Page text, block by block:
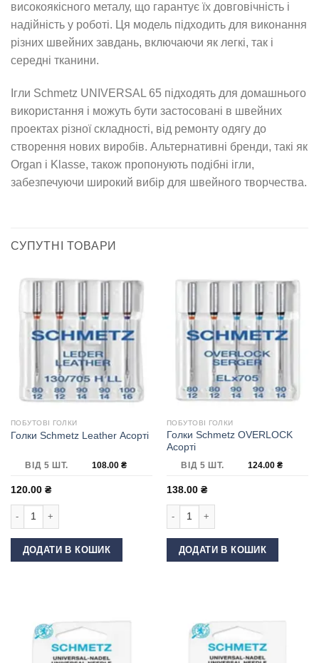
високоякісного металу, що гарантує їх довговічність і
надійність у роботі. Ця модель підходить для виконання
різних швейних завдань, включаючи як легкі, так і
середні тканини.
Ігли Schmetz UNIVERSAL 65 підходять для домашнього
використання і можуть бути застосовані в швейних
проектах різної складності, від ремонту одягу до
створення нових виробів. Альтернативні бренди, такі як
Organ і Klasse, також пропонують подібні ігли,
забезпечуючи широкий вибір для швейного творчества.
СУПУТНІ ТОВАРИ
ПОБУТОВІ ГОЛКИ
Голки Schmetz Leather Асорті
ВІД 5 ШТ. 108.00 ₴
120.00 ₴
Голки Schmetz Leather Асорті кількість
ДОДАТИ В КОШИК
ПОБУТОВІ ГОЛКИ
Голки Schmetz OVERLOCK
Асорті
ВІД 5 ШТ. 124.00 ₴
138.00 ₴
Голки Schmetz OVERLOCK Асорті
ДОДАТИ В КОШИК